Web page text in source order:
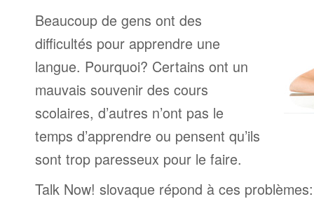
Beaucoup de gens ont des
difficultés pour apprendre une
langue. Pourquoi? Certains ont un
mauvais souvenir des cours
scolaires, d’autres n’ont pas le
temps d’apprendre ou pensent qu’ils
sont trop paresseux pour le faire.
Talk Now! slovaque répond à ces problèmes: